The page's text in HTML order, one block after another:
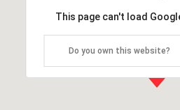
This page can't load
Do you own this website?